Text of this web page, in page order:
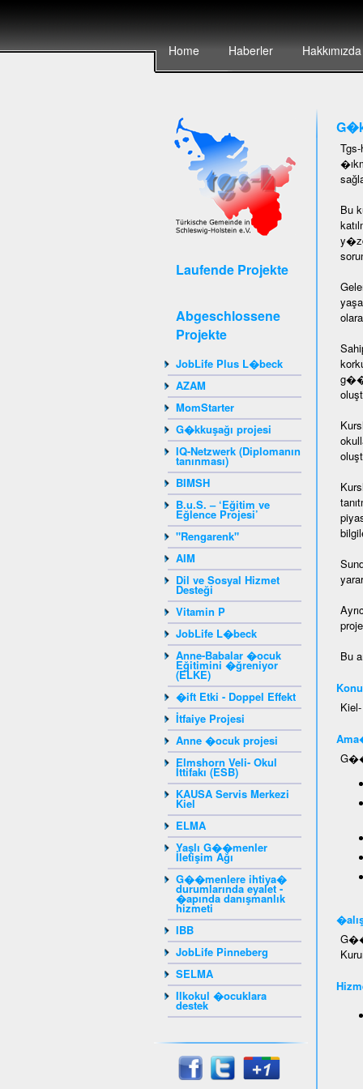
Home Haberler Hakkımızda
Laufende Projekte
Abgeschlossene
Projekte
JobLife Plus L�beck
AZAM
MomStarter
G�kkuşağı projesi
IQ-Netzwerk (Diplomanın
tanınması)
BIMSH
B.u.S. – ‘Eğitim ve
Eğlence Projesi’
"Rengarenk"
AIM
Dil ve Sosyal Hizmet
Desteği
Vitamin P
JobLife L�beck
Anne-Babalar �ocuk
Eğitimini �ğreniyor
(ELKE)
�ift Etki - Doppel Effekt
İtfaiye Projesi
Anne �ocuk projesi
Elmshorn Veli- Okul
İttifakı (ESB)
KAUSA Servis Merkezi
Kiel
ELMA
Yaşlı G��menler
İletişim Ağı
G��menlere ihtiya�
durumlarında eyalet -
�apında danışmanlık
hizmeti
IBB
JobLife Pinneberg
SELMA
Ilkokul �ocuklara
destek
Bu
Bu